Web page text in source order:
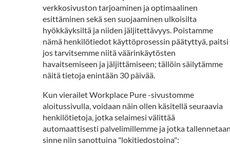
verkkosivuston tarjoaminen ja optimaalinen
esittäminen sekä sen suojaaminen ulkoisilta
hyökkäyksiltä ja niiden jäljitettävyys. Poistamme
nämä henkilötiedot käyttöprosessin päätyttyä, paitsi
jos tarvitsemme niitä väärinkäytösten
havaitsemiseen ja jäljittämiseen; tällöin säilytämme
näitä tietoja enintään 30 päivää.
Kun vierailet Workplace Pure -sivustomme
aloitussivulla, voidaan näin ollen käsitellä seuraavia
henkilötietoja, jotka selaimesi välittää
automaattisesti palvelimillemme ja jotka
sinne niin sanottuina "lokitiedostoina":